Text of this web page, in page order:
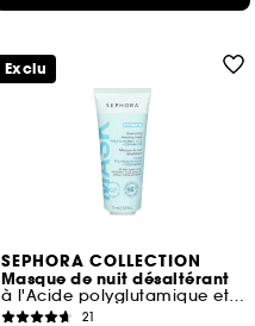
SEPHORA COLLECTION
Masque de nuit désaltérant
à l'Acide polyglutamique et aux Céramides
21
Exclu